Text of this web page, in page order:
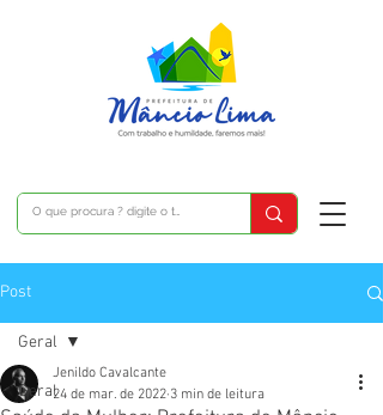
Post
Geral
Geral
Jenildo Cavalcante
24 de mar. de 2022 3 min de leitura